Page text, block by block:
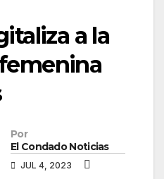
a la
Por
El Condado Noticias
JUL 4, 2023